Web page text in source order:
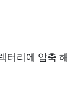
터리에 압축 해